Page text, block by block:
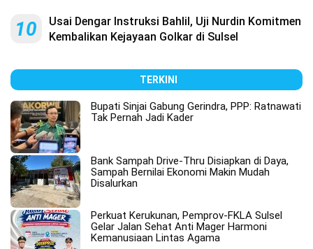
10
Usai Dengar Instruksi Bahlil, Uji Nurdin Komitmen
Kembalikan Kejayaan Golkar di Sulsel
TERKINI
Bupati Sinjai Gabung Gerindra, PPP: Ratnawati
Tak Pernah Jadi Kader
Bank Sampah Drive-Thru Disiapkan di Daya,
Sampah Bernilai Ekonomi Makin Mudah
Disalurkan
Perkuat Kerukunan, Pemprov-FKLA Sulsel
Gelar Jalan Sehat Anti Mager Harmoni
Kemanusiaan Lintas Agama